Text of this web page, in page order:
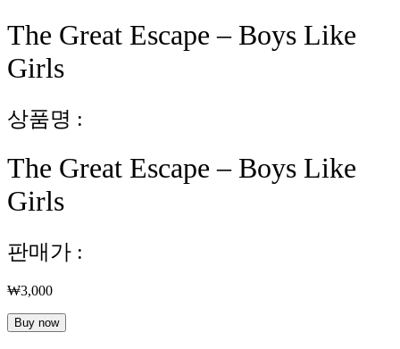
The Great Escape – Boys Like
Girls
상품명 :
The Great Escape – Boys Like
Girls
판매가 :
₩3,000
The
Great
Buy now